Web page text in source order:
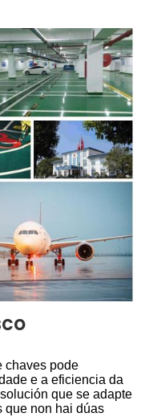
chaves pode
e a eficiencia da
que se adapte
que non hai dúas